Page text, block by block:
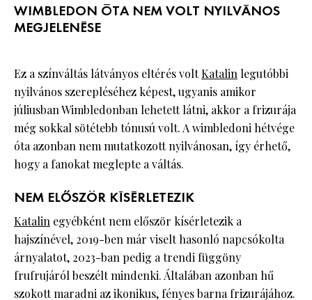
WIMBLEDON ÓTA NEM VOLT NYILVÁNOS
MEGJELENÉSE
Ez a színváltás látványos eltérés voltKatalin legutóbbi
nyilvános szerepléséhez képest, ugyanis amikor
júliusban Wimbledonban lehetett látni, akkor a frizurája
még sokkal sötétebb tónusú volt. A wimbledoni hétvége
óta azonban nem mutatkozott nyilvánosan, így érhető,
hogy a fanokat meglepte a váltás.
NEM ELŐSZÖR KÍSÉRLETEZIK
Katalin egyébként nem először kísérletezik a
hajszínével, 2019-ben már viselt hasonló napcsókolta
árnyalatot, 2023-ban pedig a trendi függöny
frufrujáról beszélt mindenki. Általában azonban hű
szokott maradni az ikonikus, fényes barna frizurájához.